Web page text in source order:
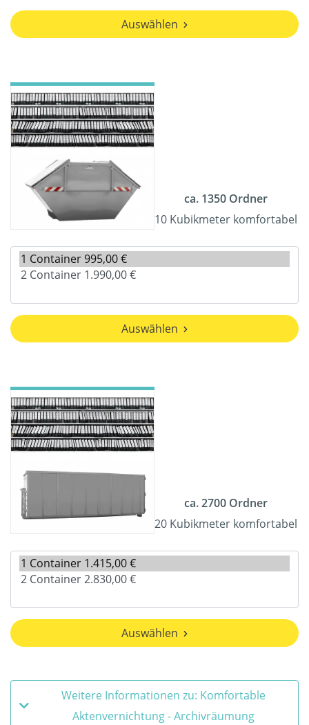
Auswählen
ca. 1350 Ordner
10 Kubikmeter komfortabel
Auswählen
ca. 2700 Ordner
20 Kubikmeter komfortabel
Auswählen
Weitere Informationen zu: Komfortable
Aktenvernichtung - Archivräumung